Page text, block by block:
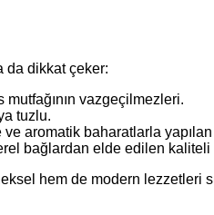
da dikkat çeker:
vazgeçilmezleri.
tuzlu.
aromatik baharatlarla
bağlardan elde edilen kaliteli
hem de modern lezzetleri